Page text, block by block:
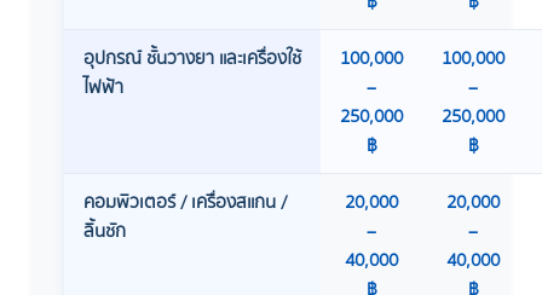
อุปกรณ์ ชั้นวางยา และเครื่องใช้
ไฟฟ้า
100,000
–
250,000
฿
100,000
–
250,000
฿
คอมพิวเตอร์ / เครื่องสแกน /
ลิ้นชัก
20,000
–
40,000
฿
20,000
–
40,000
฿